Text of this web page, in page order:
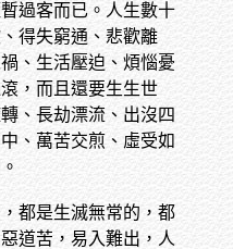
過客而已。人生數十
得失窮通、悲歡離
、生活壓迫、煩惱憂
，而且還要生生世
、長劫漂流、出沒四
、萬苦交煎、虛受如
都是生滅無常的，都
道苦，易入難出，人